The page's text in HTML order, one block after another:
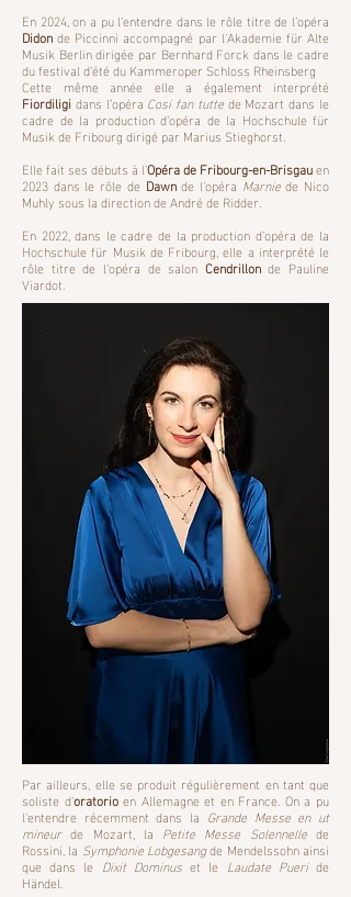
En 2024, on a pu l'entendre dans le rôle titre de l'opéra
Didonde Piccinni accompagné par l'Akademie für Alte
Musik Berlin dirigée par Bernhard Forck dans le cadre
du festival d'été du Kammeroper Schloss Rheinsberg
Cette même année elle a également interprété
Fiordiligi dans l’opéra Cosi fan tuttede Mozart dans le
cadre de la production d’opéra de la Hochschule für
Musik de Fribourg dirigé par Marius Stieghorst.
Elle fait ses débuts à l'Opéra de Fribourg-en-Brisgauen
2023 dans le rôle de Dawnde l'opéra Marniede Nico
Muhly sous la direction de André de Ridder.
En 2022, dans le cadre de la production d’opéra de la
Hochschule für Musik de Fribourg, elle a interprété le
rôle titre de l'opéra de salon Cendrillonde Pauline
Viardot.
Par ailleurs, elle se produit régulièrement en tant que
soliste d'oratorioen Allemagne et en France. On a pu
l'entendre récemment dans la Grande Messe en ut
mineurde Mozart, la Petite Messe Solennellede
Rossini, la Symphonie Lobgesangde Mendelssohn ainsi
que dans le Dixit Dominuset le Laudate Pueride
Händel.